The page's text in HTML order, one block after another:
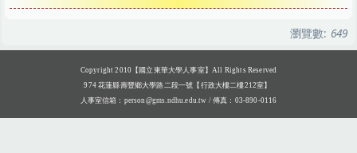
瀏覽數: 649
Copyright 2010【國立東華大學人事室】All Rights Reserved
974 花蓮縣壽豐鄉大學路二段一號【行政大樓二樓212室】
人事室信箱： person@gms.ndhu.edu.tw / 傳真：03-890-0116